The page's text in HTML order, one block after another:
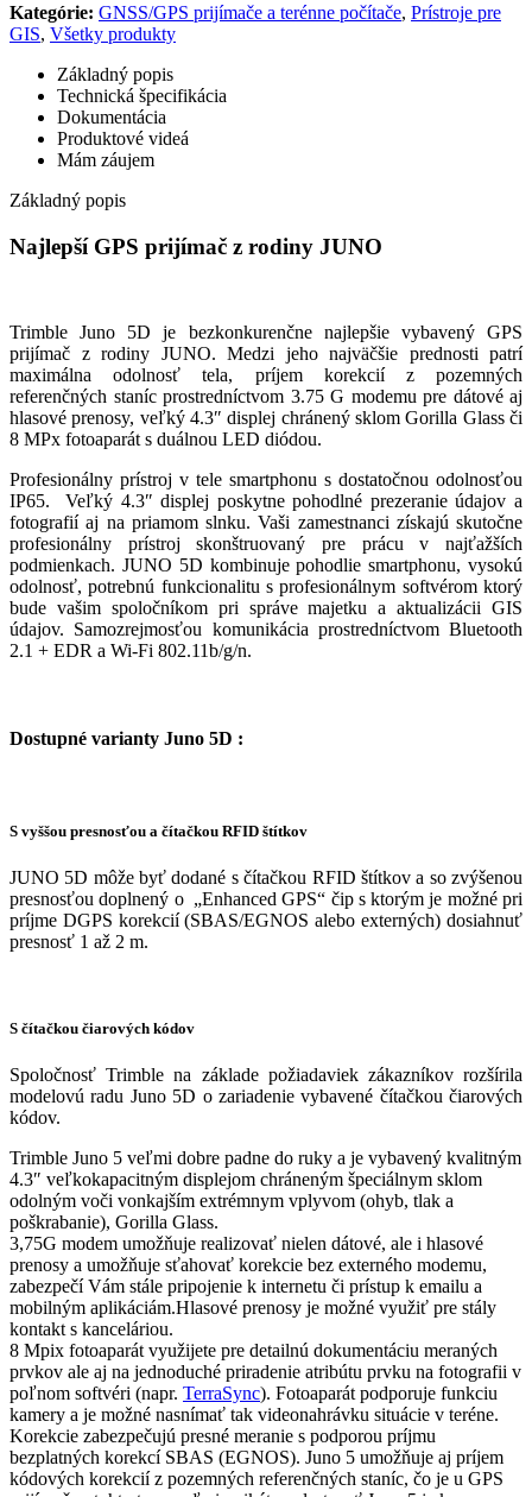
Kategórie: GNSS/GPS prijímače a terénne počítače, Prístroje pre
GIS, Všetky produkty
Základný popis
Technická špecifikácia
Dokumentácia
Produktové videá
Mám záujem
Základný popis
Najlepší GPS prijímač z rodiny JUNO
Trimble Juno 5D je bezkonkurenčne najlepšie vybavený GPS
prijímač z rodiny JUNO. Medzi jeho najväčšie prednosti patrí
maximálna odolnosť tela, príjem korekcií z pozemných
referenčných staníc prostredníctvom 3.75 G modemu pre dátové aj
hlasové prenosy, veľký 4.3″ displej chránený sklom Gorilla Glass či
8 MPx fotoaparát s duálnou LED diódou.
Profesionálny prístroj v tele smartphonu s dostatočnou odolnosťou
IP65. Veľký 4.3″ displej poskytne pohodlné prezeranie údajov a
fotografií aj na priamom slnku. Vaši zamestnanci získajú skutočne
profesionálny prístroj skonštruovaný pre prácu v najťažších
podmienkach. JUNO 5D kombinuje pohodlie smartphonu, vysokú
odolnosť, potrebnú funkcionalitu s profesionálnym softvérom ktorý
bude vašim spoločníkom pri správe majetku a aktualizácii GIS
údajov. Samozrejmosťou komunikácia prostredníctvom Bluetooth
2.1 + EDR a Wi-Fi 802.11b/g/n.
Dostupné varianty Juno 5D :
S vyššou presnosťou a čítačkou RFID štítkov
JUNO 5D môže byť dodané s čítačkou RFID štítkov a so zvýšenou
presnosťou doplnený o „Enhanced GPS“ čip s ktorým je možné pri
príjme DGPS korekcií (SBAS/EGNOS alebo externých) dosiahnuť
presnosť 1 až 2 m.
S čítačkou čiarových kódov
Spoločnosť Trimble na základe požiadaviek zákazníkov rozšírila
modelovú radu Juno 5D o zariadenie vybavené čítačkou čiarových
kódov.
Trimble Juno 5 veľmi dobre padne do ruky a je vybavený kvalitným
4.3″ veľkokapacitným displejom chráneným špeciálnym sklom
odolným voči vonkajším extrémnym vplyvom (ohyb, tlak a
poškrabanie), Gorilla Glass.
3,75G modem umožňuje realizovať nielen dátové, ale i hlasové
prenosy a umožňuje sťahovať korekcie bez externého modemu,
zabezpečí Vám stále pripojenie k internetu či prístup k emailu a
mobilným aplikáciám.Hlasové prenosy je možné využiť pre stály
kontakt s kanceláriou.
8 Mpix fotoaparát využijete pre detailnú dokumentáciu meraných
prvkov ale aj na jednoduché priradenie atribútu prvku na fotografii v
poľnom softvéri (napr. TerraSync). Fotoaparát podporuje funkciu
kamery a je možné nasnímať tak videonahrávku situácie v teréne.
Korekcie zabezpečujú presné meranie s podporou príjmu
bezplatných korekcí SBAS (EGNOS). Juno 5 umožňuje aj príjem
kódových korekcií z pozemných referenčných staníc, čo je u GPS